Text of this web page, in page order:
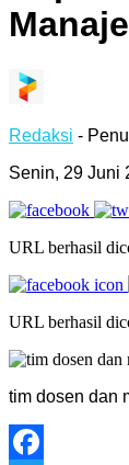
Redaksi -
Senin, 29 Juni
URL berhasil
URL berhasil
tim dosen dan